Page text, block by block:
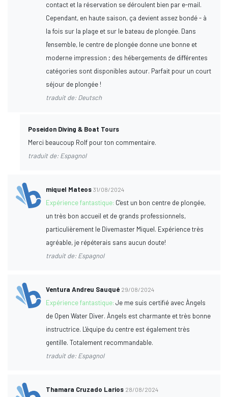
contact et la réservation se déroulent bien par e-mail.
Cependant, en haute saison, ça devient assez bondé - à
la fois sur la plage et sur le bateau de plongée. Dans
l'ensemble, le centre de plongée donne une bonne et
moderne impression ; des hébergements de différentes
catégories sont disponibles autour. Parfait pour un court
séjour de plongée !
traduit de: Deutsch
Poseidon Diving & Boat Tours
Merci beaucoup Rolf pour ton commentaire.
traduit de: Espagnol
miquel Mateos 31/08/2024
Expérience fantastique: C'est un bon centre de plongée,
un très bon accueil et de grands professionnels,
particulièrement le Divemaster Miquel. Expérience très
agréable, je répéterais sans aucun doute!
traduit de: Espagnol
Ventura Andreu Sauqué 29/08/2024
Expérience fantastique:Je me suis certifié avec Àngels
de Open Water Diver. Àngels est charmante et très bonne
instructrice. L'équipe du centre est également très
gentille. Totalement recommandable.
traduit de: Espagnol
Thamara Cruzado Larios 28/08/2024